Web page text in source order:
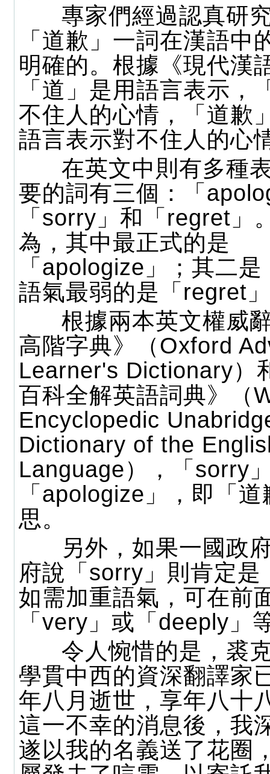
專家們經過認真研
「道歉」一詞在漢語中
明確的。根據《現代漢
「道」是用語言表示，
不住人的心情，「道歉
語言表示對不住人的心
在英文中則有多種
要的詞有三個：「
「sorry」和「regret」
為，其中最正式的是
「apologize」；其二
語氣最弱的是「regret
根據兩本英文權威
高階字典》（Oxford
Learner's Dictionary）
百科全解英語詞典》（
Encyclopedic
Dictionary of the
Language），「sorry
「apologize」，即「
思。
另外，如果一國政
府說「sorry」則肯定是
如需加重語氣，可在前
「very」或「deeply」
令人惋惜的是，裘
學貫中西的資深翻譯家
年八月逝世，享年八十
這一不幸的消息後，我
遂以我的名義送了花圈